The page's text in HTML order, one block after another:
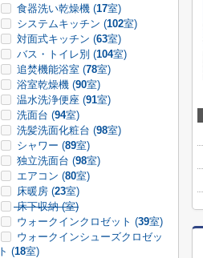
食器洗い乾燥機 (17室)
システムキッチン (102室)
対面式キッチン (63室)
バス・トイレ別 (104室)
追焚機能浴室 (78室)
浴室乾燥機 (90室)
温水洗浄便座 (91室)
洗面台 (94室)
洗髪洗面化粧台 (98室)
シャワー (89室)
独立洗面台 (98室)
エアコン (80室)
床暖房 (23室)
床下収納 (室)
ウォークインクロゼット (39室)
ウォークインシューズクロゼッ
ト (18室)